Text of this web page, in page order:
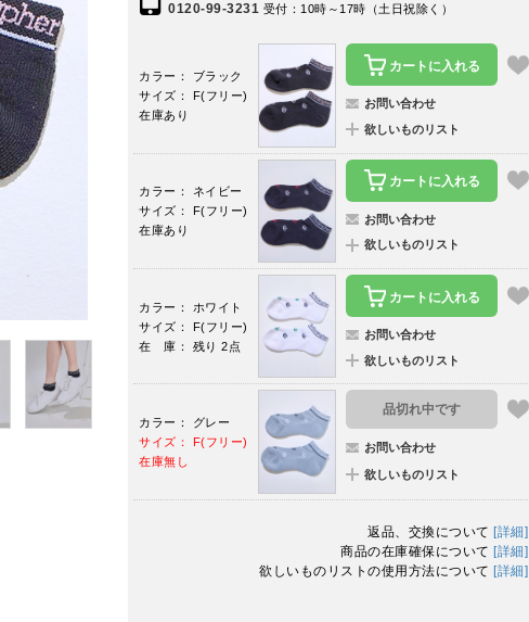
0120-99-3231 受付：10時～17時（土日祝除く）
カラー： ブラック
サイズ： F(フリー)
在庫あり
カートに入れる
お問い合わせ
欲しいものリスト
カラー： ネイビー
サイズ： F(フリー)
在庫あり
カートに入れる
お問い合わせ
欲しいものリスト
カラー： ホワイト
サイズ： F(フリー)
在 庫： 残り 2点
カートに入れる
お問い合わせ
欲しいものリスト
カラー： グレー
サイズ： F(フリー)
在庫無し
品切れ中です
お問い合わせ
欲しいものリスト
返品、交換について [詳細]
商品の在庫確保について [詳細]
欲しいものリストの使用方法について [詳細]